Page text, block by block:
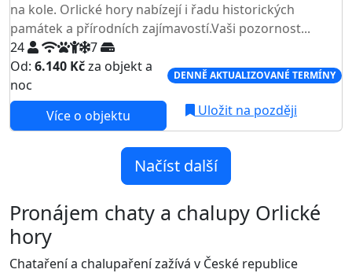
na kole. Orlické hory nabízejí i řadu historických
památek a přírodních zajímavostí.Vaši pozornost...
24
7
Od: 6.140 Kčza objekt a
noc
DENNĚ AKTUALIZOVANÉ TERMÍNY
Více o objektu Uložit na později
Načíst další
Pronájem chaty a chalupy Orlické
hory
Chataření a chalupaření zažívá v České republice